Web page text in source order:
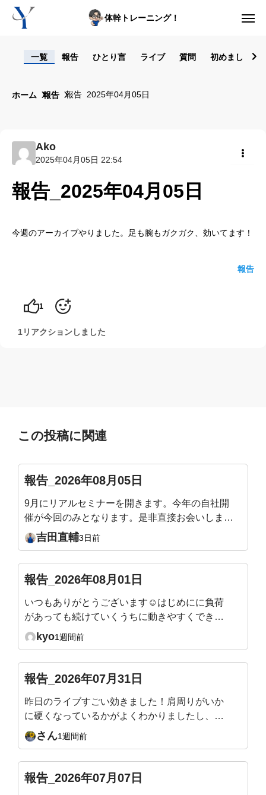
体幹トレーニング！
一覧 報告 ひとり言 ライブ 質問 初めまして！
ホーム 報告 報告_2025年04月05日
Ako
2025年04月05日 22:54
報告_2025年04月05日
今週のアーカイブやりました。足も腕もガクガク、効いてます！
報告
1
1リアクションしました
この投稿に関連
報告_2026年08月05日
9月にリアルセミナーを開きます。今年の自社開
催が今回のみとなります。是非直接お会いしまし
ょう！姿勢迷子の骨格ワーク ― 加齢で潰れない
身体のつくり方9/19（土）10:00〜12:30／渋谷当
す。https://yoshidafitness.com/seminar2026/※会
員様はご優待価格となります。※ポイントをご利
用いただけます。(例：1,000Pで1,000円引きとな
ります)
吉田直輔3日前
報告_2026年08月01日
いつもありがとうございます☺️はじめにに負荷
があっても続けていくうちに動きやすくできる
ようになったり、身体も軽くなったり引き締ま
ってくるのが分かり嬉しいです。 ただ、終わ
上がるまでが目標です😇
kyo1週間前
報告_2026年07月31日
昨日のライブすごい効きました！肩周りがいか
に硬くなっているかがよくわかりましたし、自
分の体が雑巾のようにしぼられて、なかなか生
活の中ではない動きで痛快でした！またアーカ
さん1週間前
報告_2026年07月07日
ライブレッスン
入会方法
トップ画面ガイド